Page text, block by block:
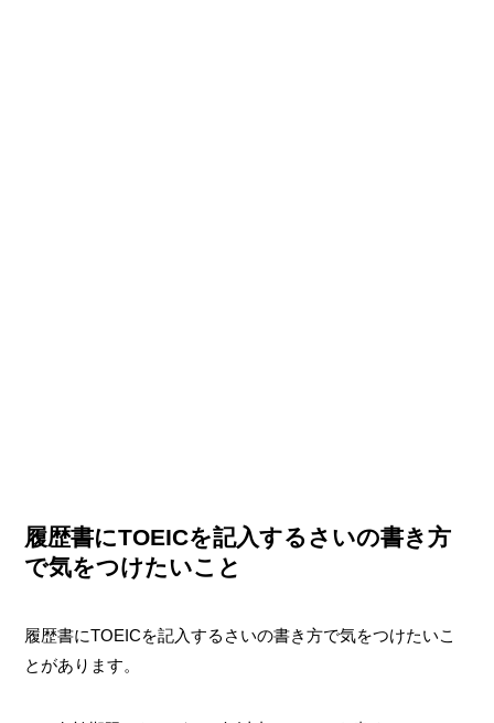
履歴書にTOEICを記入するさいの書き方
で気をつけたいこと
履歴書にTOEICを記入するさいの書き方で気をつけたいこ
とがあります。